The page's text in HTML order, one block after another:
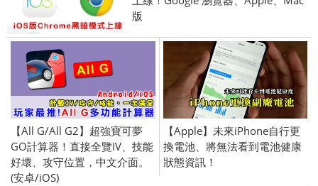
版
【All G/All G2】超強寶可夢
GO計算器！直接全覽IV、技能
好壞、攻守位置，中文介面。
(安卓/iOS)
【Apple】未來iPhone自行更
換電池、將無法看到電池健康
狀態資訊！